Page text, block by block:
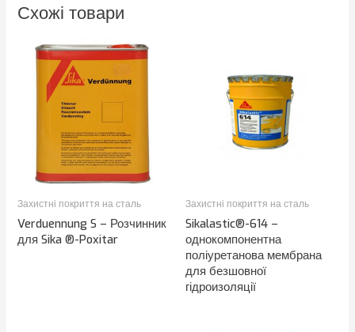
Схожі товари
Захистні покриття на сталь
Verduennung S – Розчинник
для Sika ®-Poxitar
Захистні покриття на сталь
Sikalastic®-614 –
однокомпонентна
поліуретанова мембрана
для безшовної
гідроизоляції